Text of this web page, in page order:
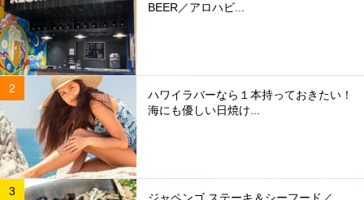
BEER／アロハビ...
ハワイラバーなら１本持っておきたい！
海にも優しい日焼け...